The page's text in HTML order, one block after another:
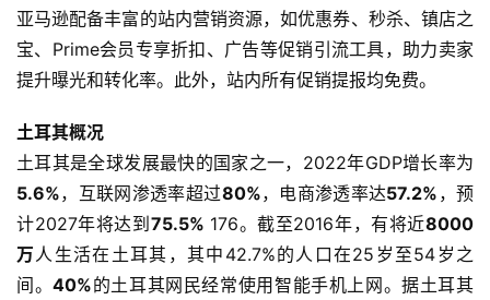
亚马逊配备丰富的站内营销资源，如优惠券、秒杀、镇店之
宝、Prime会员专享折扣、广告等促销引流工具，助力卖家
提升曝光和转化率。此外，站内所有促销提报均免费。
土耳其概况
土耳其是全球发展最快的国家之一，2022年GDP增长率为
5.6%，互联网渗透率超过80%，电商渗透率达57.2% ，预
计2027年将达到 75.5% 176。截至2016年，有将近8000
万人生活在土耳其，其中42.7%的人口在25岁至54岁之
间。40%的土耳其网民经常使用智能手机上网。据土耳其